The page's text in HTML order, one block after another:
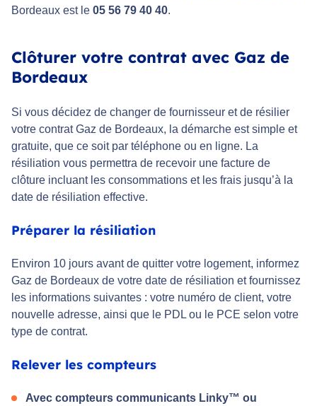
Bordeaux est le 05 56 79 40 40.
Clôturer votre contrat avec Gaz de
Bordeaux
Si vous décidez de changer de fournisseur et de résilier
votre contrat Gaz de Bordeaux, la démarche est simple et
gratuite, que ce soit par téléphone ou en ligne. La
résiliation vous permettra de recevoir une facture de
clôture incluant les consommations et les frais jusqu’à la
date de résiliation effective.
Préparer la résiliation
Environ 10 jours avant de quitter votre logement, informez
Gaz de Bordeaux de votre date de résiliation et fournissez
les informations suivantes : votre numéro de client, votre
nouvelle adresse, ainsi que le PDL ou le PCE selon votre
type de contrat.
Relever les compteurs
Avec compteurs communicants Linky™ ou